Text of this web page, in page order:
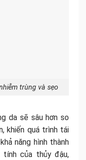
trùng và sẹo
da sẽ sâu hơn so
khiến quá trình tái
năng hình thành
của thủy đậu,